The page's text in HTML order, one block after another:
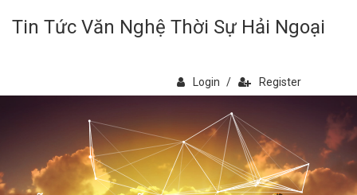
Tin Tức Văn Nghệ Thời Sự Hải Ngoại
Login / Register